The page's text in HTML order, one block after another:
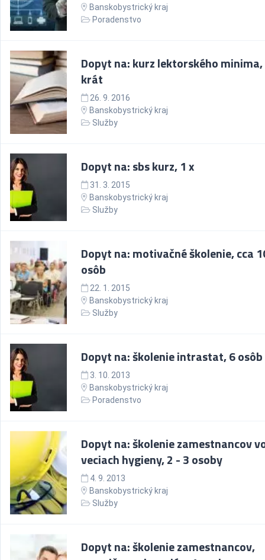
Banskobystrický kraj
Poradenstvo
Dopyt na: kurz lektorského
krát
26. 9. 2016
Banskobystrický kraj
Služby
Dopyt na: sbs kurz, 1 x
31. 3. 2015
Banskobystrický kraj
Služby
Dopyt na: motivačné školenie, cca
osôb
22. 1. 2015
Banskobystrický kraj
Služby
Dopyt na: školenie intrastat, 6 osôb
3. 10. 2013
Banskobystrický kraj
Poradenstvo
Dopyt na: školenie zamestnancov
veciach hygieny, 2 - 3 osoby
4. 9. 2013
Banskobystrický kraj
Služby
Dopyt na: školenie zamestnancov,